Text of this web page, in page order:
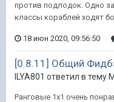
против подлодок. Одно
классы кораблей ходят
18 июн 2020, 09:56:50
[0.8.11] Общий
ILYA801 ответил в тему
Ранговые 1х1 очень